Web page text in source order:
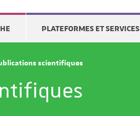
PLATEFORMES ET SERVICES
scientifiques